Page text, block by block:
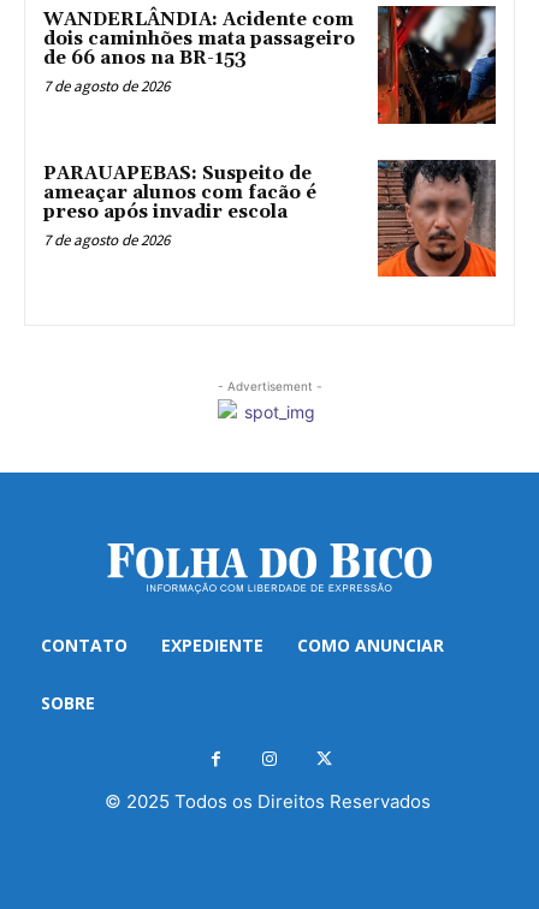
WANDERLÂNDIA: Acidente com
dois caminhões mata passageiro
de 66 anos na BR-153
7 de agosto de 2026
PARAUAPEBAS: Suspeito de
ameaçar alunos com facão é
preso após invadir escola
7 de agosto de 2026
- Advertisement -
CONTATO EXPEDIENTE COMO ANUNCIAR
SOBRE
© 2025 Todos os Direitos Reservados